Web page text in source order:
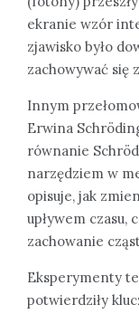
ekranie wzór
zjawisko było
zachowywać się
Innym
Erwina
równanie
narzędziem w
opisuje, jak
upływem czasu,
zachowanie
Eksperymenty
potwierdziły